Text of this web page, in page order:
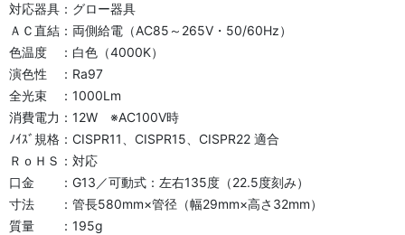
対応器具：グロー器具
ＡＣ直結：両側給電（AC85～265V・50/60Hz）
色温度 ：白色（4000K）
演色性 ：Ra97
全光束 ：1000Lm
消費電力：12W ※AC100V時
ﾉｲｽﾞ規格：CISPR11、CISPR15、CISPR22 適合
ＲｏＨＳ：対応
口金 ：G13／可動式：左右135度（22.5度刻み）
寸法 ：管長580mm×管径（幅29mm×高さ32mm）
質量 ：195g